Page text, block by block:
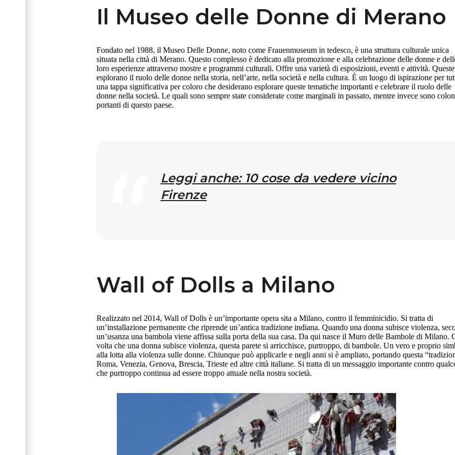
Il Museo delle Donne di Merano
Fondato nel 1988, il Museo Delle Donne, noto come Frauenmuseum in tedesco, è una struttura culturale unica
situata nella città di Merano. Questo complesso è dedicato alla promozione e alla celebrazione delle donne e
loro esperienze attraverso mostre e programmi culturali. Offre una varietà di esposizioni, eventi e attività. Queste
esplorano il ruolo delle donne nella storia, nell’arte, nella società e nella cultura. È un luogo di ispirazione per
una tappa significativa per coloro che desiderano esplorare queste tematiche importanti e celebrare il ruolo delle
donne nella società. Le quali sono sempre state considerate come marginali in passato, mentre invece sono
portanti di questo paese.
Leggi anche: 10 cose da vedere vicino
Firenze
Wall of Dolls a Milano
Realizzato nel 2014, Wall of Dolls è un’importante opera sita a Milano, contro il femminicidio. Si tratta di
un’installazione permanente che riprende un’antica tradizione indiana. Quando una donna subisce violenza,
un’usanza una bambola viene affissa sulla porta della sua casa. Da qui nasce il Muro delle Bambole di Milano.
volta che una donna subisce violenza, questa parete si arricchisce, purtroppo, di bambole. Un vero e proprio
alla lotta alla violenza sulle donne. Chiunque può applicarle e negli anni si è ampliato, portando questa
Roma, Venezia, Genova, Brescia, Trieste ed altre città italiane. Si tratta di un messaggio importante contro
che purtroppo continua ad essere troppo attuale nella nostra società.